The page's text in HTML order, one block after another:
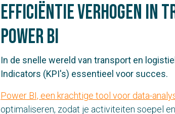
Efficiëntie verhogen in
Power BI
In de snelle wereld van transport en
Indicators (KPI's) essentieel voor succes.
Power BI, een krachtige tool voor data-
optimaliseren, zodat je activiteiten soepel